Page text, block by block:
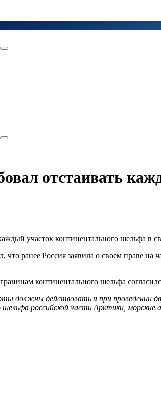
отстаивать
участок континентального шельфа
что ранее Россия заявила о своем праве
континентального шельфа
должны действовать и при проведении
шельфа российской части Арктики,